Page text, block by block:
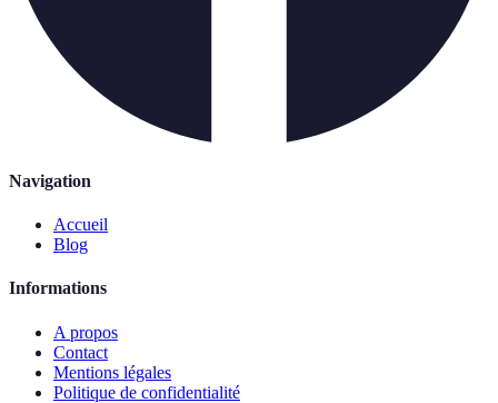
Navigation
Accueil
Blog
Informations
A propos
Contact
Mentions légales
Politique de confidentialité